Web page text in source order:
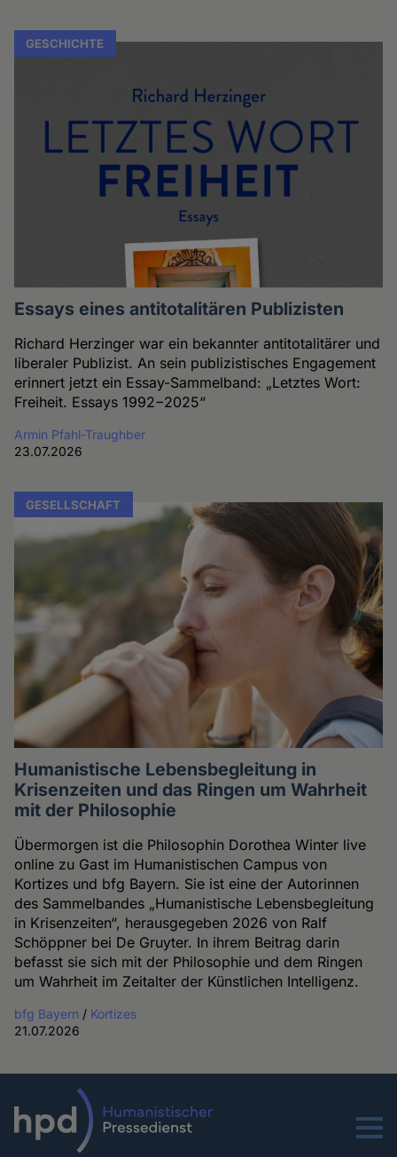
GESCHICHTE
Essays eines antitotalitären Publizisten
Richard Herzinger war ein bekannter antitotalitärer und
liberaler Publizist. An sein publizistisches Engagement
erinnert jetzt ein Essay-Sammelband: „Letztes Wort:
Freiheit. Essays 1992−2025“
Armin Pfahl-Traughber
23.07.2026
GESELLSCHAFT
Humanistische Lebensbegleitung in
Krisenzeiten und das Ringen um Wahrheit
mit der Philosophie
Übermorgen ist die Philosophin Dorothea Winter live
online zu Gast im Humanistischen Campus von
Kortizes und bfg Bayern. Sie ist eine der Autorinnen
des Sammelbandes „Humanistische Lebensbegleitung
in Krisenzeiten“, herausgegeben 2026 von Ralf
Schöppner bei De Gruyter. In ihrem Beitrag darin
befasst sie sich mit der Philosophie und dem Ringen
um Wahrheit im Zeitalter der Künstlichen Intelligenz.
bfg Bayern / Kortizes
21.07.2026
Menu